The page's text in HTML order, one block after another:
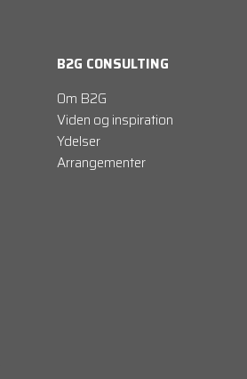
B2G CONSULTING
Om B2G
Viden og inspiration
Ydelser
Arrangementer